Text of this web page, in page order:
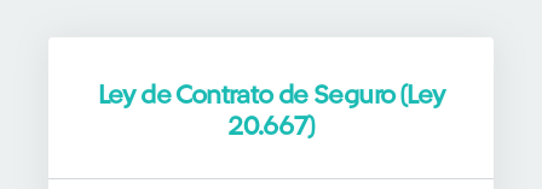
Ley de Contrato de Seguro (Ley
20.667)